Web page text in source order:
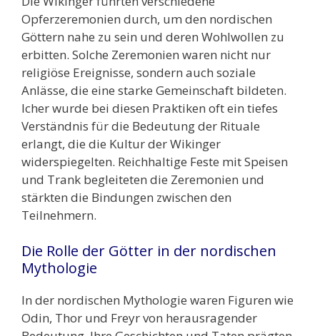
Opferzeremonien durch, um den nordischen
Göttern nahe zu sein und deren Wohlwollen zu
erbitten. Solche Zeremonien waren nicht nur
religiöse Ereignisse, sondern auch soziale
Anlässe, die eine starke Gemeinschaft bildeten.
Icher wurde bei diesen Praktiken oft ein tiefes
Verständnis für die Bedeutung der Rituale
erlangt, die die Kultur der Wikinger
widerspiegelten. Reichhaltige Feste mit Speisen
und Trank begleiteten die Zeremonien und
stärkten die Bindungen zwischen den
Teilnehmern.
Die Rolle der Götter in der nordischen
Mythologie
In der nordischen Mythologie waren Figuren wie
Odin, Thor und Freyr von herausragender